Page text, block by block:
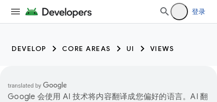
登录
DEVELOP CORE AREAS UI VIEWS
Google 会使用 AI 技术将内容翻译成您偏好的语言。AI 翻